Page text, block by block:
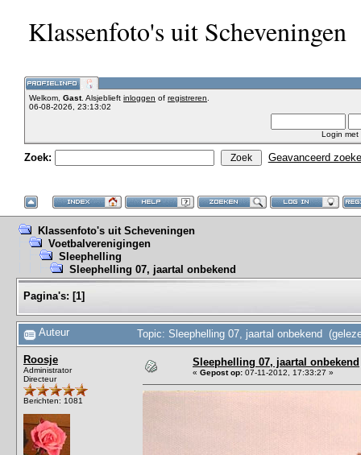
Klassenfoto's uit Scheveningen
Welkom, Gast. Alsjeblieft inloggen of registreren
06-08-2026, 23:13:02
Login met
Zoek: Geavanceerd
Klassenfoto's uit Scheveningen
Voetbalverenigingen
Sleephelling
Sleephelling 07, jaartal onbekend
Pagina's: [1]
Auteur Topic: Sleephelling 07, jaartal onbekend
Roosje
Administrator
Directeur
Berichten: 1081
Sleephelling 07, jaartal onbekend
« Gepost op: 07-11-2012, 17:33:27 »